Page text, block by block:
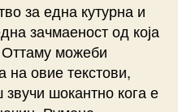
за една кутурна и
зачмаеност од која
Оттаму можеби
на овие текстови,
шокантно кога е